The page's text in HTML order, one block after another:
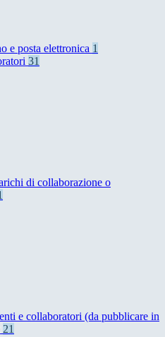
e posta elettronica 1
31
di collaborazione o
e collaboratori (da pubblicare in
21